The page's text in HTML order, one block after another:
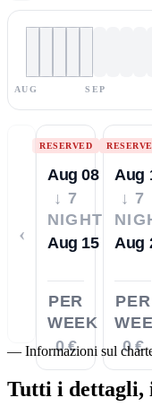
AUG SEP
‹
RESERVED
Aug 08
↓ 7
NIGHTS
Aug 15
PER
WEEK
0 €
Aug
↓ 7
Aug
PER
0 €
— Informazioni sul
Tutti i dettagli,